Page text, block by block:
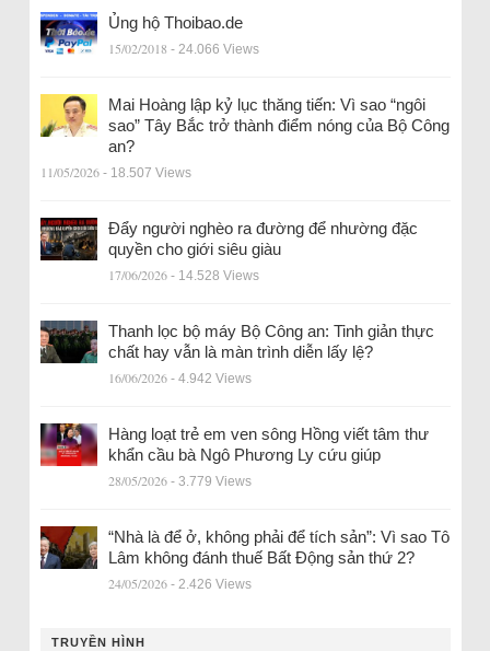
Ủng hộ Thoibao.de
15/02/2018 - 24.066 Views
Mai Hoàng lập kỷ lục thăng tiến: Vì sao “ngôi
sao” Tây Bắc trở thành điểm nóng của Bộ Công
an?
11/05/2026 - 18.507 Views
Đẩy người nghèo ra đường để nhường đặc
quyền cho giới siêu giàu
17/06/2026 - 14.528 Views
Thanh lọc bộ máy Bộ Công an: Tinh giản thực
chất hay vẫn là màn trình diễn lấy lệ?
16/06/2026 - 4.942 Views
Hàng loạt trẻ em ven sông Hồng viết tâm thư
khẩn cầu bà Ngô Phương Ly cứu giúp
28/05/2026 - 3.779 Views
“Nhà là để ở, không phải để tích sản”: Vì sao Tô
Lâm không đánh thuế Bất Động sản thứ 2?
24/05/2026 - 2.426 Views
TRUYỀN HÌNH